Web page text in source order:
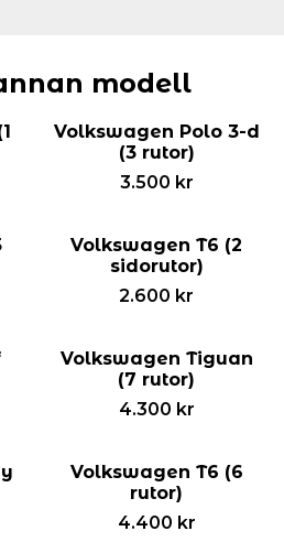
modell
Volkswagen Polo 3-d
(3 rutor)
3.500 kr
Volkswagen T6 (2
sidorutor)
2.600 kr
Volkswagen Tiguan
(7 rutor)
4.300 kr
Volkswagen T6 (6
rutor)
4.400 kr